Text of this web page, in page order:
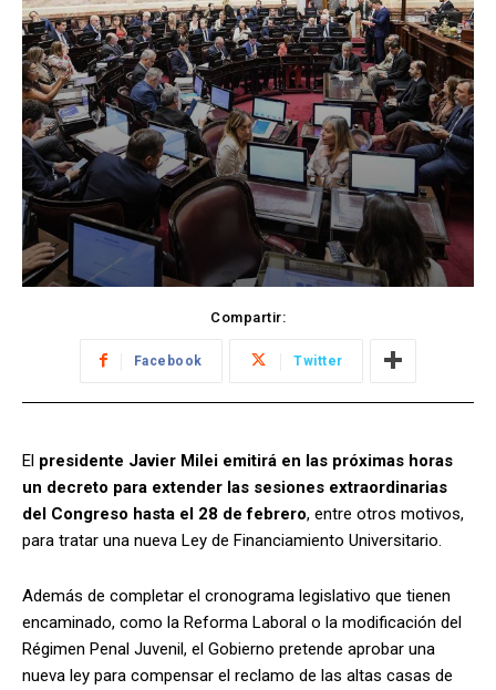
Compartir:
Facebook Twitter
El presidente Javier Milei emitirá en las próximas horas
un decreto para extender las sesiones extraordinarias
del Congreso hasta el 28 de febrero, entre otros motivos,
para tratar una nueva Ley de Financiamiento Universitario.
Además de completar el cronograma legislativo que tienen
encaminado, como la Reforma Laboral o la modificación del
Régimen Penal Juvenil, el Gobierno pretende aprobar una
nueva ley para compensar el reclamo de las altas casas de